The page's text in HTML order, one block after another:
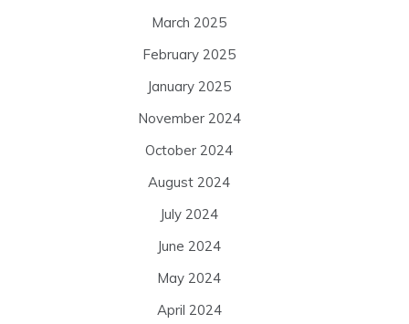
March 2025
February 2025
January 2025
November 2024
October 2024
August 2024
July 2024
June 2024
May 2024
April 2024